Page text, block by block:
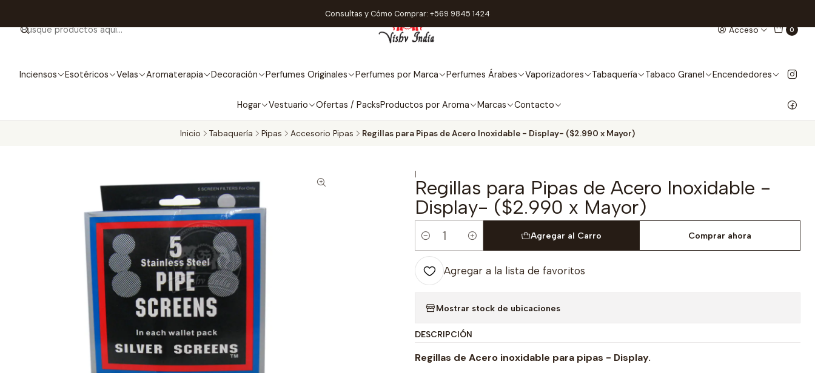
Acceso 0
Inciensos Esotéricos Velas Aromaterapia Decoración Perfumes Originales Perfumes por Marca Perfumes Árabes Vaporizadores Tabaquería Tabaco Granel Encendedores
Hogar Vestuario Ofertas / PacksProductos por Aroma Marcas Contacto
Consultas y Cómo Comprar: +569 9845 1424
Inicio Tabaquería Pipas Accesorio Pipas Regillas para Pipas de Acero Inoxidable - Display- ($2.990 x Mayor)
|
Regillas para Pipas de Acero Inoxidable -
Display- ($2.990 x Mayor)
Cantidad
Agregar al Carro Comprar ahora
Agregar a la lista de favoritos
Mostrar stock de ubicaciones
DESCRIPCIÓN
Regillas de Acero inoxidable para pipas - Display.